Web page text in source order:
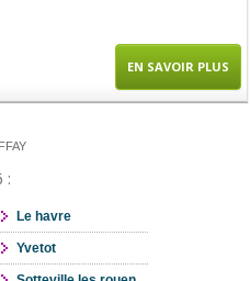
EN SAVOIR PLUS
:
Le havre
Yvetot